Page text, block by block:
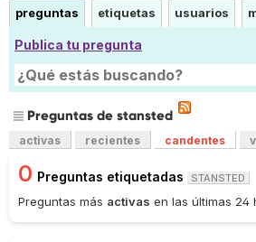
preguntas etiquetas usuarios
Publica tu pregunta
Preguntas de stansted
activas recientes candentes
0 Preguntas etiquetadas STANSTED
Preguntas más activas en las últimas 24